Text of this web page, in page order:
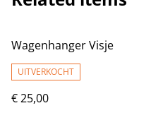
Wagenhanger Visje
UITVERKOCHT
€ 25,00